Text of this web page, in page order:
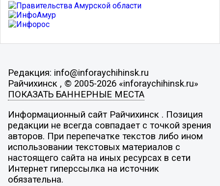
Редакция: info@inforaychihinsk.ru
Райчихинск , © 2005-2026 «inforaychihinsk.ru»
ПОКАЗАТЬ БАННЕРНЫЕ МЕСТА
Информационный сайт Райчихинск . Позиция
редакции не всегда совпадает с точкой зрения
авторов. При перепечатке текстов либо ином
использовании текстовых материалов с
настоящего сайта на иных ресурсах в сети
Интернет гиперссылка на источник
обязательна.